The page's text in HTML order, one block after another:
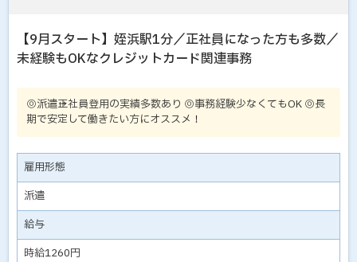
【9月スタート】姪浜駅1分／正社員になった方も多数／
未経験もOKなクレジットカード関連事務
◎派遣→正社員登用の実績多数あり ◎事務経験少なくてもOK ◎長
期で安定して働きたい方にオススメ！
雇用形態
派遣
給与
時給1260円